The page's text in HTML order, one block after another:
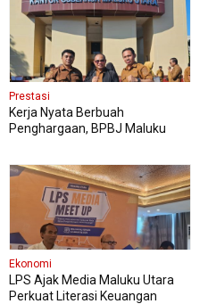
Prestasi
Kerja Nyata Berbuah
Penghargaan, BPBJ Maluku
Ekonomi
LPS Ajak Media Maluku Utara
Perkuat Literasi Keuangan